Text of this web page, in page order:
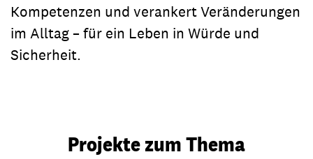
Kompetenzen und verankert Veränderungen
im Alltag – für ein Leben in Würde und
Sicherheit.
Projekte zum Thema